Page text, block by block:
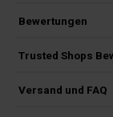
Bewertungen
Trusted Shops
Versand und FAQ